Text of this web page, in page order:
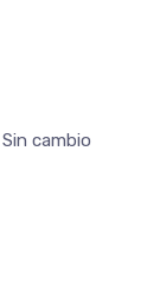
Sin cambio